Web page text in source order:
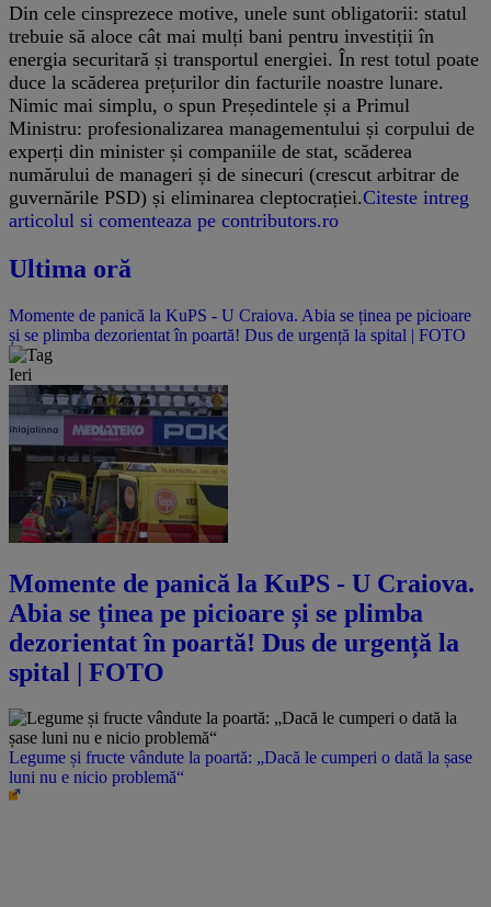
Din cele cinsprezece motive, unele sunt obligatorii: statul
trebuie să aloce cât mai mulți bani pentru investiții în
energia securitară și transportul energiei. În rest totul poate
duce la scăderea prețurilor din facturile noastre lunare.
Nimic mai simplu, o spun Președintele și a Primul
Ministru: profesionalizarea managementului și corpului de
experți din minister și companiile de stat, scăderea
numărului de manageri și de sinecuri (crescut arbitrar de
guvernările PSD) și eliminarea cleptocrației.Citeste intreg
articolul si comenteaza pe contributors.ro
Ultima oră
Momente de panică la KuPS - U Craiova. Abia se ținea pe picioare
și se plimba dezorientat în poartă! Dus de urgență la spital | FOTO
Ieri
Momente de panică la KuPS - U Craiova.
Abia se ținea pe picioare și se plimba
dezorientat în poartă! Dus de urgență la
spital | FOTO
Legume și fructe vândute la poartă: „Dacă le cumperi o dată la șase
luni nu e nicio problemă“